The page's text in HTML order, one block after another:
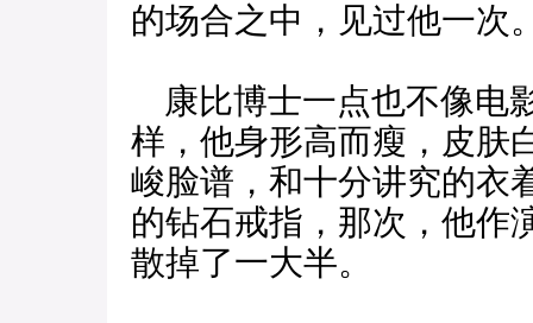
的场合之中，见过他一次
康比博士一点也不像电
样，他身形高而瘦，皮肤
峻脸谱，和十分讲究的衣
的钻石戒指，那次，他作
散掉了一大半。